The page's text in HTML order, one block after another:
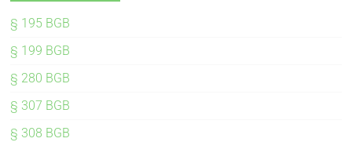
§ 195 BGB
§ 199 BGB
§ 280 BGB
§ 307 BGB
§ 308 BGB